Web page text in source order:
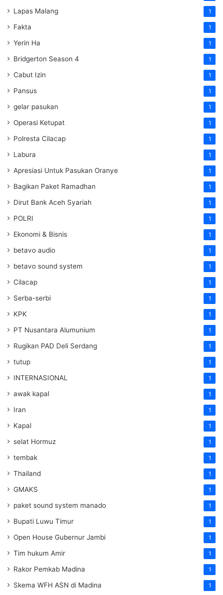
Lapas Malang 1
Fakta 1
Yerin Ha 1
Bridgerton Season 4 1
Cabut Izin 1
Pansus 1
gelar pasukan 1
Operasi Ketupat 1
Polresta Cilacap 1
Labura 1
Apresiasi Untuk Pasukan Oranye 1
Bagikan Paket Ramadhan 1
Dirut Bank Aceh Syariah 1
POLRI 1
Ekonomi & Bisnis 1
betavo audio 1
betavo sound system 1
Cilacap 1
Serba-serbi 1
KPK 1
PT Nusantara Alumunium 1
Rugikan PAD Deli Serdang 1
tutup 1
INTERNASIONAL 1
awak kapal 1
Iran 1
Kapal 1
selat Hormuz 1
tembak 1
Thailand 1
GMAKS 1
paket sound system manado 1
Bupati Luwu Timur 1
Open House Gubernur Jambi 1
Tim hukum Amir 1
Rakor Pemkab Madina 1
Skema WFH ASN di Madina 1